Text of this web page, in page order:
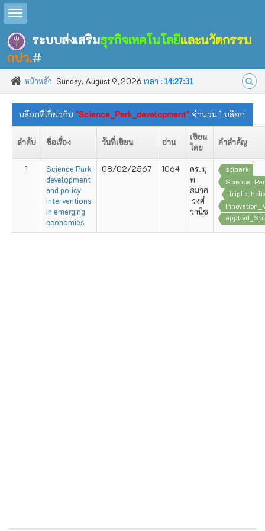
Toggle sidebar
ระบบส่งเสริมธุรกิจเทคโนโลยีและนวัตกรรม
กปว.#
หน้าหลัก Sunday, August 9, 2026 เวลา : 14:27:31
บล๊อกที่เกี่ยวกับ "Science_Park_development" จำนวน 1 บล๊อก
ลำดับ ชื่อเรื่อง วันที่เขียน อ่าน
เขียน
โดย
คำสำคัญ
1
Science Park
development
and policy
interventions
in emerging
economies
08/02/2567 1064
ดร. มุ
ท
ธมาศ
วงศ์
วานิช
scipark